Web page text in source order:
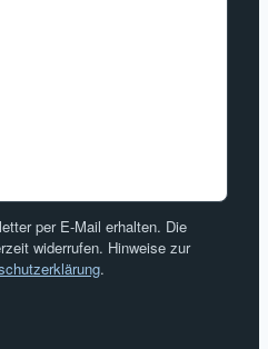
per E-Mail erhalten. Die
widerrufen. Hinweise zur
.